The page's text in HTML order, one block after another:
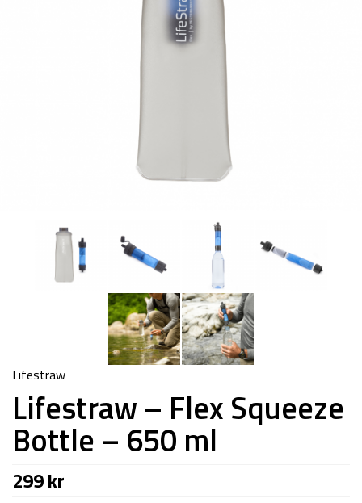
Lifestraw
Lifestraw – Flex Squeeze
Bottle – 650 ml
299kr